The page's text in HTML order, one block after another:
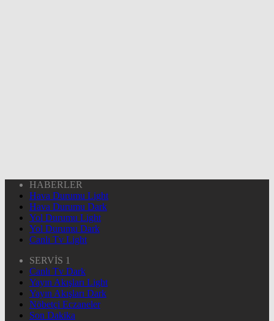
HABERLER
Hava Durumu Light
Hava Durumu Dark
Yol Durumu Light
Yol Durumu Dark
Canlı Tv Light
SERVİS 1
Canlı Tv Dark
Yayın Akışları Light
Yayın Akışları Dark
Nöbetçi Eczaneler
Son Dakika